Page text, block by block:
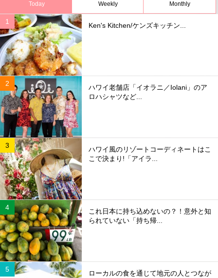
Today Weekly Monthly
Ken's Kitchen/ケンズキッチン...
ハワイ老舗店「イオラニ／Iolani」のア
ロハシャツなど...
ハワイ風のリゾートコーディネートはこ
こで決まり!「アイラ...
これ日本に持ち込めないの？！意外と知
られていない「持ち帰...
ローカルの食を通じて地元の人とつなが